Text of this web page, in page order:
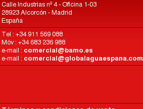
Calle Industrias nº 4 - Oficina 1-03
28923 Alcorcón - Madrid
España
Tel : +34 911 569 088
Móv : +34 683 236 988
e-mail : comercial@bamo.es
e-mail : comercial@globalaguaespana.com